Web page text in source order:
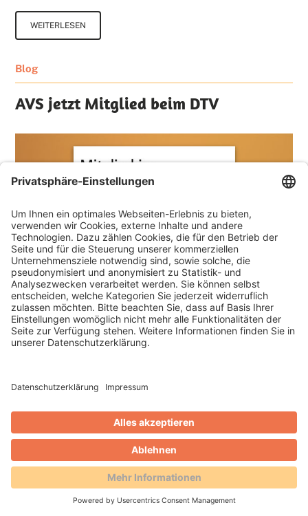
WEITERLESEN
Blog
AVS jetzt Mitglied beim DTV
18.11.2021 -Die AVS GmbH ist jetzt offizielles
(DTV) und untermauert damit die bisherige
WEITERLESEN